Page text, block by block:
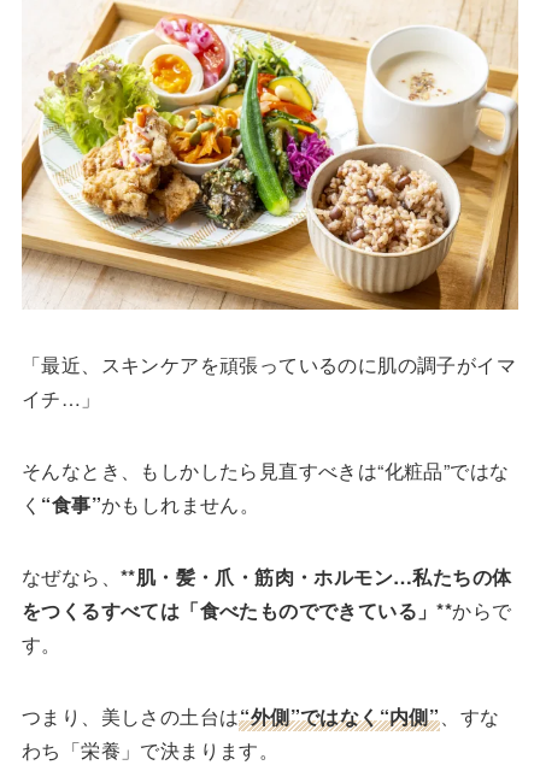
「最近、スキンケアを頑張っているのに肌の調子がイマ
イチ…」
そんなとき、もしかしたら見直すべきは“化粧品”ではな
く “食事”かもしれません。
なぜなら、 **肌・髪・爪・筋肉・ホルモン…私たちの体
をつくるすべては「食べたものでできている」**からで
す。
つまり、美しさの土台は“外側”ではなく“内側” 、すな
わち「栄養」で決まります。